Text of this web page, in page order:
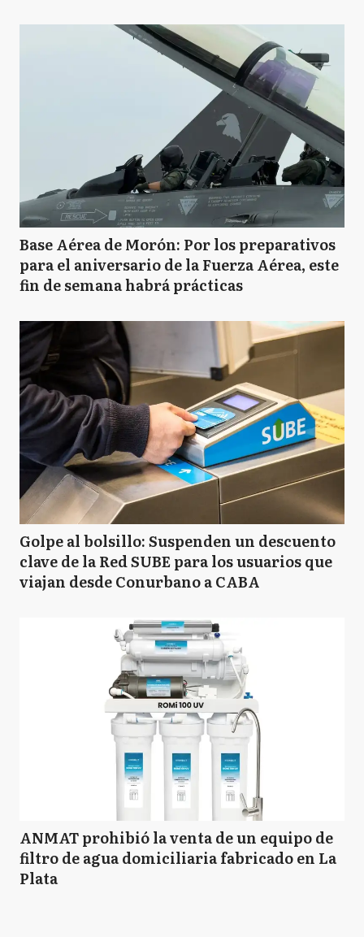
Base Aérea de Morón: Por los preparativos
para el aniversario de la Fuerza Aérea, este
fin de semana habrá prácticas
Golpe al bolsillo: Suspenden un descuento
clave de la Red SUBE para los usuarios que
viajan desde Conurbano a CABA
ANMAT prohibió la venta de un equipo de
filtro de agua domiciliaria fabricado en La
Plata